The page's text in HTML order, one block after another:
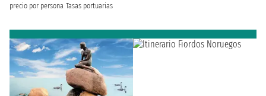
precio por persona Tasas portuarias